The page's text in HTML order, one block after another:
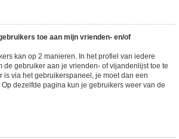
toe aan mijn vrienden- en/of
kan op 2 manieren. In het profiel van iedere
de gebruiker aan je vrienden- of vijandenlijst toe te
is via het gebruikerspaneel, je moet dan een
dezelfde pagina kun je gebruikers weer van de